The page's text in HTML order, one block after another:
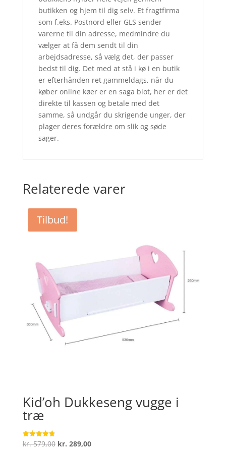
butikken og hjem til dig selv. Et fragtfirma
som f.eks. Postnord eller GLS sender
varerne til din adresse, medmindre du
vælger at få dem sendt til din
arbejdsadresse, så vælg det, der passer
bedst til dig. Det med at stå i kø i en butik
er efterhånden ret gammeldags, når du
køber online køer er en saga blot, her er det
direkte til kassen og betale med det
samme, så undgår du skrigende unger, der
plager deres forældre om slik og søde
sager.
Relaterede varer
Tilbud!
Kid’oh Dukkeseng vugge i
træ
Vurderet
4.7
kr.579,00 Den
kr. 289,00Den